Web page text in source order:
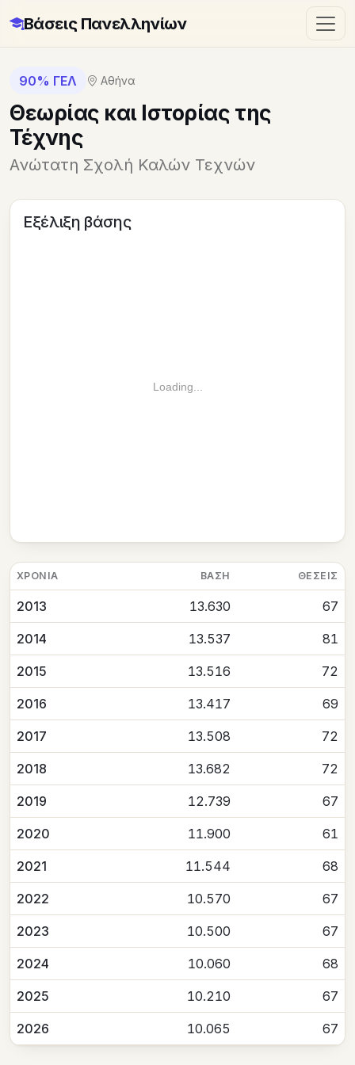
Βάσεις Πανελληνίων
90% ΓΕΛ Αθήνα
Θεωρίας και Ιστορίας της
Τέχνης
Ανώτατη Σχολή Καλών Τεχνών
Εξέλιξη βάσης
Loading...
ΧΡΟΝΙΆ ΒΆΣΗ ΘΈΣΕΙΣ
2013 13.630 67
2014 13.537 81
2015 13.516 72
2016 13.417 69
2017 13.508 72
2018 13.682 72
2019 12.739 67
2020 11.900 61
2021 11.544 68
2022 10.570 67
2023 10.500 67
2024 10.060 68
2025 10.210 67
2026 10.065 67